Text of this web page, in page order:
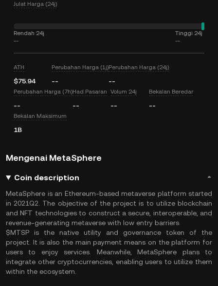
Julat Harga (24j)
Rendah 24j
--
Tinggi 24j
--
ATH
$75.94
Perubahan Harga (1j)
--
Perubahan Harga (24j)
--
Perubahan Harga (7h)
--
Had Pasaran
--
Volum 24j
--
Bekalan Beredar
--
Bekalan Maksimum
1B
Mengenai MetaSphere
Coin description
MetaSphere is an Ethereum-based metaverse platform started
in 2021Q2. The objective of the project is to utilize blockchain
and NFT technologies to construct a secure, interoperable, and
revenue-generating metaverse with low entry barriers.
$MTSP is the native utility and governance token of the
project. It is also the main payment means on the platform for
users to enjoy services. Meanwhile, MetaSphere plans to
integrate other cryptocurrencies, enabling users to utilize them
within the ecosystem.